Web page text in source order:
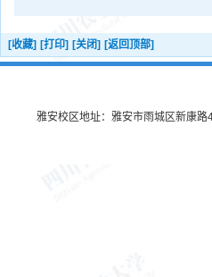
[收藏] [打印] [关闭] [返回顶部]
雅安校区地址：雅安市雨城区新康